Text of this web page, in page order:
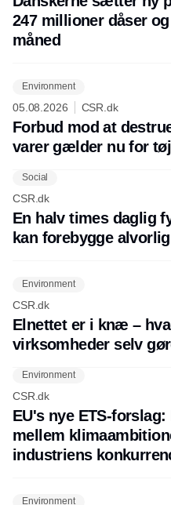
247 millioner dåser
måned
Environment
05.08.2026 CSR.dk
Forbud mod at
varer gælder nu for
Social
CSR.dk
En halv times daglig
kan forebygge
Environment
CSR.dk
Elnettet er i knæ –
virksomheder selv
Environment
CSR.dk
EU's nye ETS-
mellem
industriens
Environment